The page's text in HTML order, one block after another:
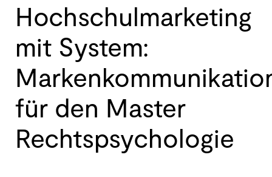
Hochschulmarketing
mit System:
für den Master
Rechtspsychologie